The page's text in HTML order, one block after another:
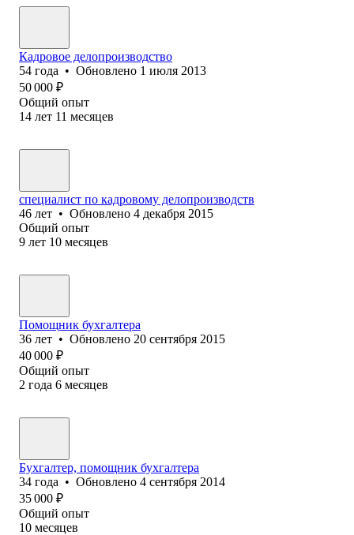
Кадровое делопроизводство
54 года • Обновлено 1 июля 2013
50 000 ₽
Общий опыт
14 лет 11 месяцев
специалист по кадровому делопроизводств
46 лет • Обновлено 4 декабря 2015
Общий опыт
9 лет 10 месяцев
Помощник бухгалтера
36 лет • Обновлено 20 сентября 2015
40 000 ₽
Общий опыт
2 года 6 месяцев
Бухгалтер, помощник бухгалтера
34 года • Обновлено 4 сентября 2014
35 000 ₽
Общий опыт
10 месяцев